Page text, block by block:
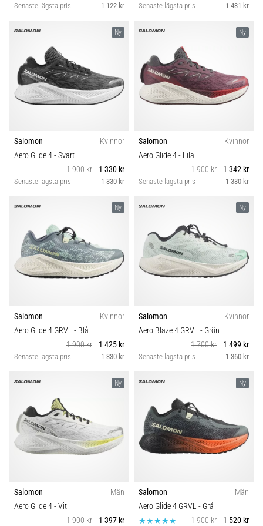
Senaste lägsta pris 1 122 kr Senaste lägsta pris 1 431 kr
Ny
Salomon
Kvinnor
Aero Glide 4- Svart
1 900 kr
1 330 kr
Senaste lägsta pris 1 330 kr
Ny
Salomon
Kvinnor
Aero Glide 4- Lila
1 900 kr
1 342 kr
Senaste lägsta pris 1 330 kr
Ny
Salomon
Kvinnor
Aero Glide 4 GRVL - Blå
1 900 kr
1 425 kr
Senaste lägsta pris 1 330 kr
Ny
Salomon
Kvinnor
Aero Blaze 4 GRVL - Grön
1 700 kr
1 499 kr
Senaste lägsta pris 1 360 kr
Ny
Salomon
Män
Aero Glide 4- Vit
1 900 kr
1 397 kr
Ny
Salomon
Män
Aero Glide 4 GRVL - Grå
1 900 kr
1 520 kr